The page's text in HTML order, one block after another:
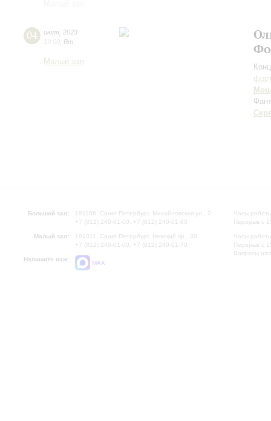
04 июля 2023
19:00 Вт
Малый зал
Большой зал:
191186, Санкт-Петербург, Михайловская ул., 2
+7 (812) 240-01-00, +7 (812) 240-01-80
Малый зал:
191011, Санкт-Петербург, Невский пр., 30
+7 (812) 240-01-00, +7 (812) 240-01-70
Напишите нам:
MAX
Часы
Перерыв с
Часы
Перерыв с
Вопросы